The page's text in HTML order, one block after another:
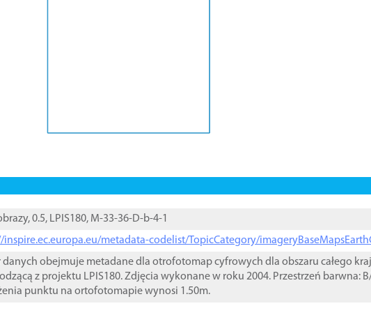
0.5, LPIS180, M-33-36-D-b-4-1
inspire.ec.europa.eu/metadata-codelist/TopicCategory/
danych obejmuje metadane dla otrofotomap cyfrowych dla obszaru całego
z projektu LPIS180. Zdjęcia wykonane w roku 2004. Przestrzeń barwna:
punktu na ortofotomapie wynosi 1.50m.